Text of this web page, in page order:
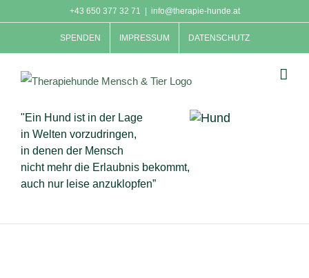
content
+43 650 377 32 71 info@therapie-hunde.at
SPENDEN IMPRESSUM DATENSCHUTZ
"Ein Hund ist in der Lage
in Welten vorzudringen,
in denen der Mensch
nicht mehr die Erlaubnis bekommt,
auch nur leise anzuklopfen”